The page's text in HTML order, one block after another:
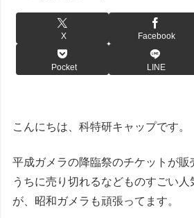
X Facebook
Pocket LINE
こんにちは、科特研キャップです。
平成ガメラの降臨祭のチケットが販
うちに売り切れるなどものすごい人
が、昭和ガメラも頑張ってます。